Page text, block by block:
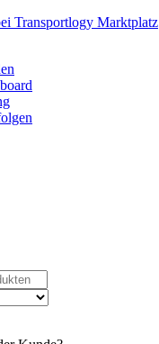
Transportlogy Marktplatz